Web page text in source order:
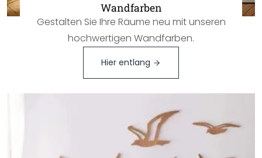
Wandfarben
Gestalten Sie Ihre Räume neu mit unseren
hochwertigen Wandfarben.
Hier entlang